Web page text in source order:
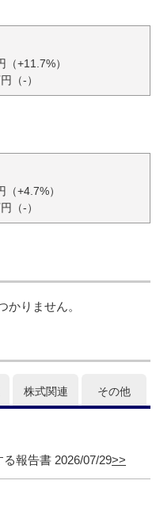
+11.7%）
（-）
+4.7%）
（-）
かりません。
株式関連 その他
報告書 2026/07/29